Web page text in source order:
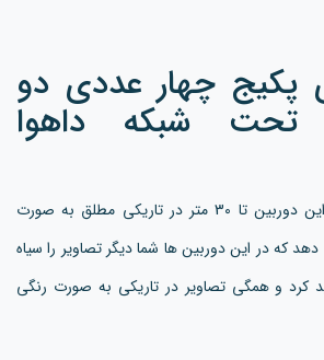
پکیج چهار عددی دو
تحت شبکه داهوا
قابلیت دید در شب در این دوربین تا 30 متر در تاریکی مطلق به صورت
که در این دوربین ها شما دیگر تصاویر را سیاه
کرد و همگی تصاویر در تاریکی به صورت رنگی